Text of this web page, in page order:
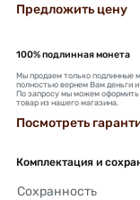
Предложить цену
100% подлинная монета
Мы продаем только подлинные
полностью вернем Вам деньги
По запросу мы можем оформить
товар из нашего магазина.
Посмотреть
Комплектация и
Сохранность